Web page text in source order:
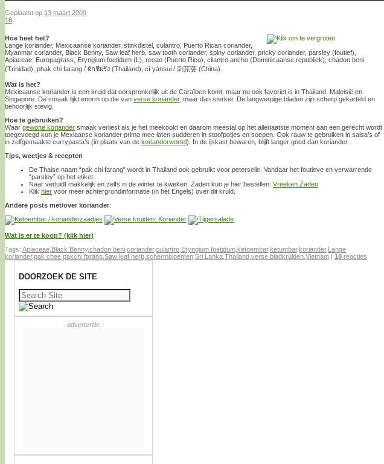
Geplaatst op 13 maart 2009
18
Hoe heet het?
Lange koriander, Mexicaanse koriander, stinkdistel, culantro, Puerto Rican coriander,
Myanmar coriander, Black Benny, Saw leaf herb, saw tooth coriander, spiny coriander, pricky coriander, parsley (foutief),
Apiaceae, Europagrass, Eryngium foetidum (L), recao (Puerto Rico), cilantro ancho (Dominicaanse republiek), chadon beni
(Trinidad), phak chi farang / ผักชีฝรั่ง (Thailand), cì yánsui / 刺芫荽 (China).
Wat is het?
Mexicaanse koriander is een kruid dat oorspronkelijk uit de Caraïben komt, maar nu ook favoriet is in Thailand, Maleisië en
Singapore. De smaak lijkt enorm op die van verse koriander, maar dan sterker. De langwerpige bladen zijn scherp gekarteld en
behoorlijk stevig.
Hoe te gebruiken?
Waar gewone koriander smaak verliest als je het meekookt en daarom meestal op het allerlaatste moment aan een gerecht wordt
toegevoegd kun je Mexiaanse koriander prima mee laten sudderen in stoofpotjes en soepen. Ook rauw te gebruiken in salsa’s of
in zelfgemaakte currypasta’s (in plaats van de korianderwortel). In de ijskast bewaren, blijft langer goed dan koriander.
Tips, weetjes & recepten
De Thaise naam “pak chi farang” wordt in Thailand ook gebruikt voor peterselie. Vandaar het foutieve en verwarrende
“parsley” op het etiket.
Naar verluidt makkelijk en zelfs in de winter te kweken. Zaden kun je hier bestellen: Vreeken Zaden
Klik hier voor meer achtergrondinformatie (in het Engels) over dit kruid.
Andere posts met/over koriander:
Wat is er te koop? (klik hier)
Tags: Apiaceae Black Benny,chadon beni coriander,culantro Eryngium foetidum ketoembar,ketumbar,koriander, Lange
koriander,pak chee pakchi farang Saw leaf herb schermbloemen Sri Lanka Thailand verse bladkruiden Vietnam | 18 reacties
DOORZOEK DE SITE
Zoeken
naar:
- advertentie -